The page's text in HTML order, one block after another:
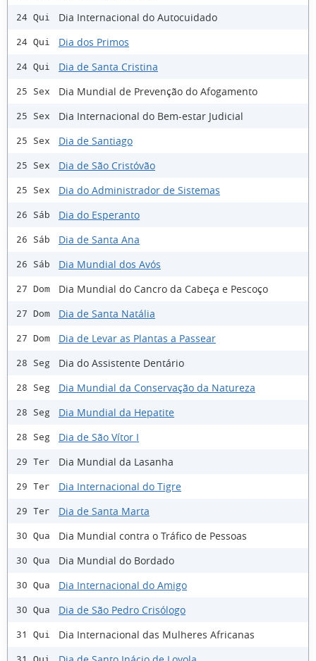
24 Qui Dia Internacional do Autocuidado
24 Qui Dia dos Primos
24 Qui Dia de Santa Cristina
25 Sex Dia Mundial de Prevenção do Afogamento
25 Sex Dia Internacional do Bem-estar Judicial
25 Sex Dia de Santiago
25 Sex Dia de São Cristóvão
25 Sex Dia do Administrador de Sistemas
26 Sáb Dia do Esperanto
26 Sáb Dia de Santa Ana
26 Sáb Dia Mundial dos Avós
27 Dom Dia Mundial do Cancro da Cabeça e Pescoço
27 Dom Dia de Santa Natália
27 Dom Dia de Levar as Plantas a Passear
28 Seg Dia do Assistente Dentário
28 Seg Dia Mundial da Conservação da Natureza
28 Seg Dia Mundial da Hepatite
28 Seg Dia de São Vítor I
29 Ter Dia Mundial da Lasanha
29 Ter Dia Internacional do Tigre
29 Ter Dia de Santa Marta
30 Qua Dia Mundial contra o Tráfico de Pessoas
30 Qua Dia Mundial do Bordado
30 Qua Dia Internacional do Amigo
30 Qua Dia de São Pedro Crisólogo
31 Qui Dia Internacional das Mulheres Africanas